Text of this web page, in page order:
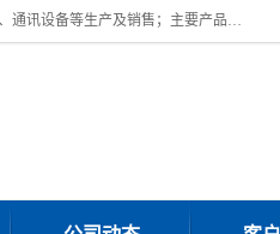
上海川纳实验仪器有限公司成立于2023年，注册地位于上海市奉贤区。经营范围包括：实验分析仪器、仪器仪表、通讯设备等生产及销售；主要产品有：全自动微量分液仪，一体化蒸馏仪，氟化物蒸馏仪，培养箱干燥箱，人工气候箱，生化培养箱，二氧化碳培养箱，厌氧培养箱，三气培养箱，光照培养箱等。